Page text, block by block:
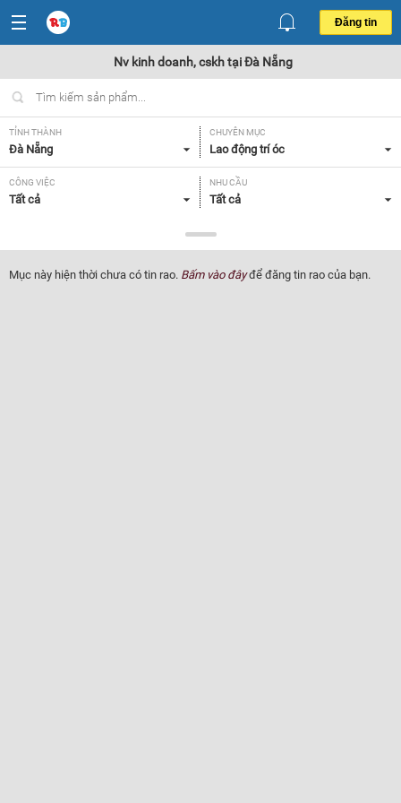
Đăng tin
Nv kinh doanh, cskh tại Đà Nẵng
TỈNH THÀNH
Đà Nẵng
CHUYÊN MỤC
Lao động trí óc
CÔNG VIỆC
Tất cả
NHU CẦU
Tất cả
Tất cả
Mục này hiện thời chưa có tin rao. Bấm vào đâyđể đăng tin rao của bạn.